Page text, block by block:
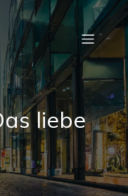
liebe